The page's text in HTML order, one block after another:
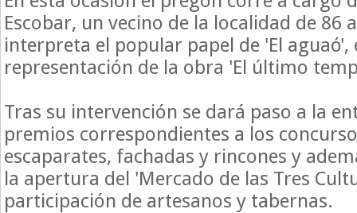
Escobar, un vecino de la localidad de 86
interpreta el popular papel de 'El aguaó',
representación de la obra 'El último
Tras su intervención se dará paso a la
premios correspondientes a los
escaparates, fachadas y rincones y
la apertura del 'Mercado de las Tres
participación de artesanos y tabernas.